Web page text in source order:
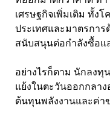
เศรษฐกิจเพิ่มเติม ทั้ง
ประเทศและมาตรการ
สนับสนุนต่อกำลังซื้อแ
อย่างไรก็ตาม นักลง
แย้งในตะวันออกกลาง
ต้นทุนพลังงานและค่า